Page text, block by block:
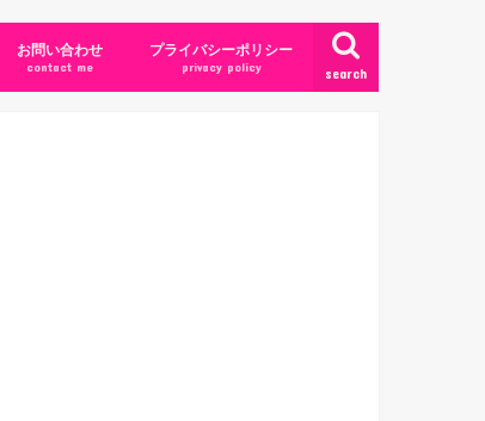
search
お問い合わせ
contact me
プライバシーポリシー
privacy policy